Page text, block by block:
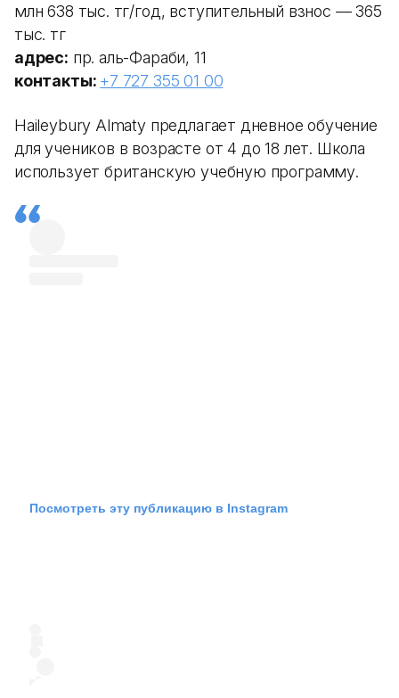
млн 638 тыс. тг/год, вступительный взнос — 365
тыс. тг
адрес: пр. аль-Фараби, 11
контакты: +7 727 355 01 00
Haileybury Almaty предлагает дневное обучение
для учеников в возрасте от 4 до 18 лет. Школа
использует британскую учебную программу.
Посмотреть эту публикацию в Instagram